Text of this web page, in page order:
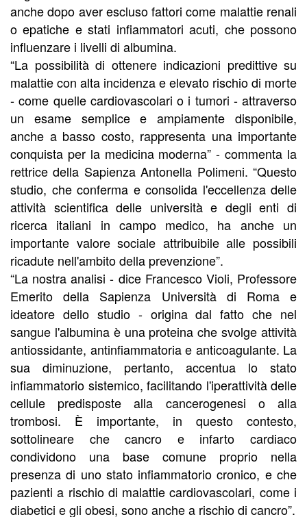
anche dopo aver escluso fattori come malattie renali
o epatiche e stati infiammatori acuti, che possono
influenzare i livelli di albumina.
“La possibilità di ottenere indicazioni predittive su
malattie con alta incidenza e elevato rischio di morte
- come quelle cardiovascolari o i tumori - attraverso
un esame semplice e ampiamente disponibile,
anche a basso costo, rappresenta una importante
conquista per la medicina moderna” - commenta la
rettrice della Sapienza Antonella Polimeni. “Questo
studio, che conferma e consolida l'eccellenza delle
attività scientifica delle università e degli enti di
ricerca italiani in campo medico, ha anche un
importante valore sociale attribuibile alle possibili
ricadute nell'ambito della prevenzione”.
“La nostra analisi - dice Francesco Violi, Professore
Emerito della Sapienza Università di Roma e
ideatore dello studio - origina dal fatto che nel
sangue l'albumina è una proteina che svolge attività
antiossidante, antinfiammatoria e anticoagulante. La
sua diminuzione, pertanto, accentua lo stato
infiammatorio sistemico, facilitando l'iperattività delle
cellule predisposte alla cancerogenesi o alla
trombosi. È importante, in questo contesto,
sottolineare che cancro e infarto cardiaco
condividono una base comune proprio nella
presenza di uno stato infiammatorio cronico, e che
pazienti a rischio di malattie cardiovascolari, come i
diabetici e gli obesi, sono anche a rischio di cancro”.